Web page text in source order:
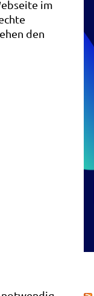
im
den